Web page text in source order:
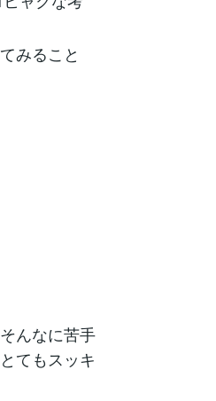
みること
んなに苦手
てもスッキ